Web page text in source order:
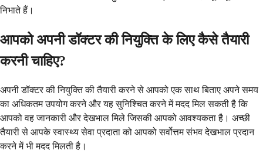
निभाते हैं।
आपको अपनी डॉक्टर की नियुक्ति के लिए कैसे तैयारी
करनी चाहिए?
अपनी डॉक्टर की नियुक्ति की तैयारी करने से आपको एक साथ बिताए अपने समय
का अधिकतम उपयोग करने और यह सुनिश्चित करने में मदद मिल सकती है कि
आपको वह जानकारी और देखभाल मिले जिसकी आपको आवश्यकता है। अच्छी
तैयारी से आपके स्वास्थ्य सेवा प्रदाता को आपको सर्वोत्तम संभव देखभाल प्रदान
करने में भी मदद मिलती है।